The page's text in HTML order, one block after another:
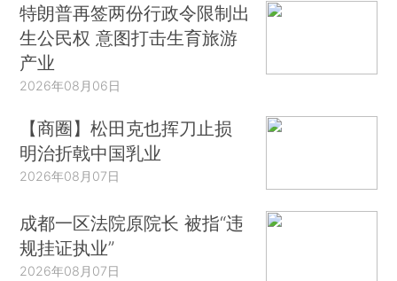
特朗普再签两份行政令限制出
生公民权 意图打击生育旅游
产业
2026年08月06日
【商圈】松田克也挥刀止损
明治折戟中国乳业
2026年08月07日
成都一区法院原院长 被指“违
规挂证执业”
2026年08月07日